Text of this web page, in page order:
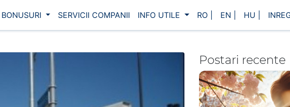
BONUSURI SERVICII COMPANII INFO UTILE RO | EN | HU |
Postari recente